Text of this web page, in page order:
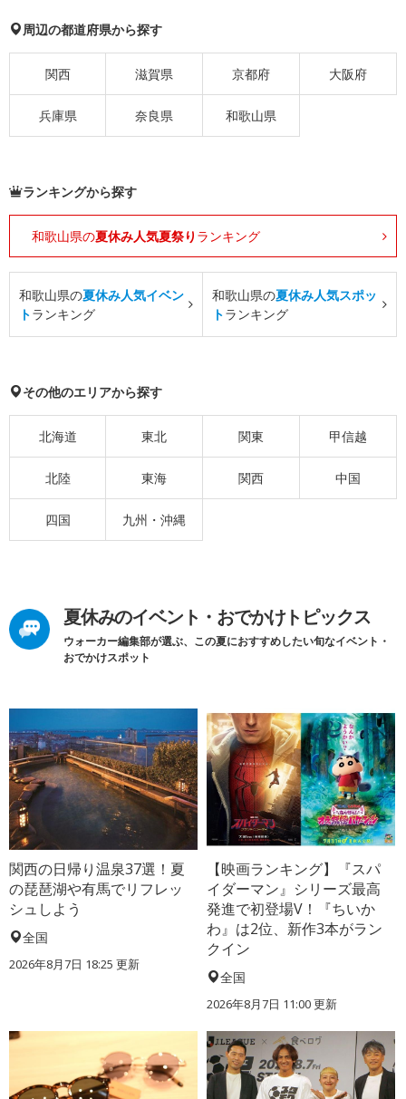
周辺の都道府県から探す
関西 滋賀県 京都府 大阪府
兵庫県 奈良県 和歌山県
ランキングから探す
和歌山県の夏休み人気夏祭り ランキング
和歌山県の夏休み人気イベン
トランキング
和歌山県の夏休み人気スポッ
トランキング
その他のエリアから探す
北海道 東北 関東 甲信越
北陸 東海 関西 中国
四国 九州・沖縄
夏休みのイベント・おでかけトピックス
ウォーカー編集部が選ぶ、この夏におすすめしたい旬なイベント・
おでかけスポット
関西の日帰り温泉37選！夏
の琵琶湖や有馬でリフレッ
シュしよう
全国
2026年8月7日 18:25 更新
【映画ランキング】『スパ
イダーマン』シリーズ最高
発進で初登場V！『ちいか
わ』は2位、新作3本がラン
クイン
全国
2026年8月7日 11:00更新